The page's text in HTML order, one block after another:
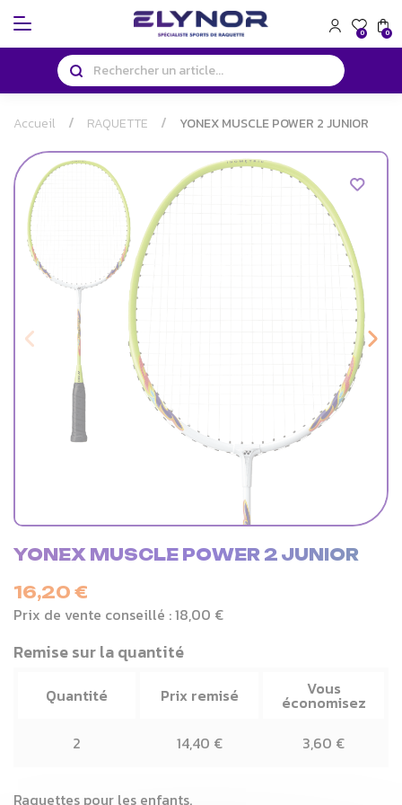
Panneau de gestion des cookies
0 0
Accueil RAQUETTE YONEX MUSCLE POWER 2 JUNIOR
YONEX MUSCLE POWER 2 JUNIOR
16,20 €
Prix de vente conseillé :18,00 €
Remise sur la quantité
Quantité Prix remisé Vous
économisez
2
14,40 € 3,60 €
Raquettes pour les enfants.